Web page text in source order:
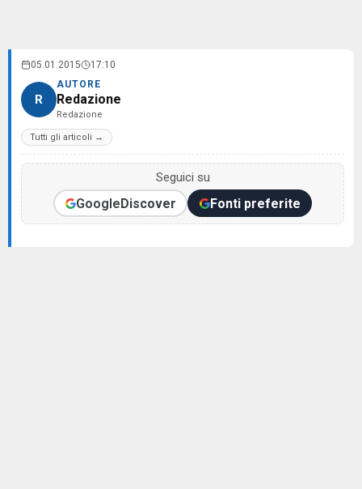
05.01.2015 17:10
R
AUTORE
Redazione
Redazione
Tutti gli articoli →
Seguici su
GoogleDiscover Fonti preferite